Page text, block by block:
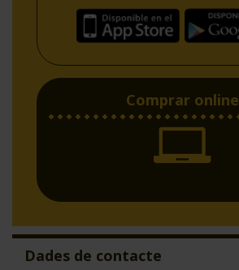
Comprar online
Dades de contacte